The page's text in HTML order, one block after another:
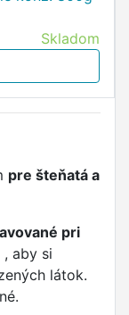
Skladom
pre šteňatá a
pri
, aby si
látok.